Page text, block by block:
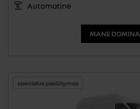
Automatinė
MANE DOMINA
specialus pasiūlymas